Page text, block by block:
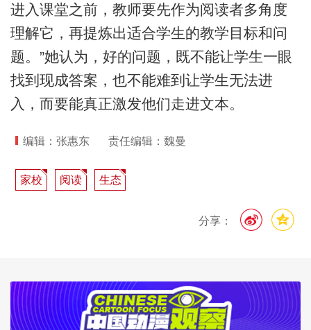
进入课堂之前，教师要先作为阅读者多角度
理解它，再提炼出适合学生的教学目标和问
题。”她认为，好的问题，既不能让学生一眼
找到现成答案，也不能难到让学生无法进
入，而要能真正激发他们走进文本。
编辑：张惠东 责任编辑：魏曼
家校 阅读 生态
分享：